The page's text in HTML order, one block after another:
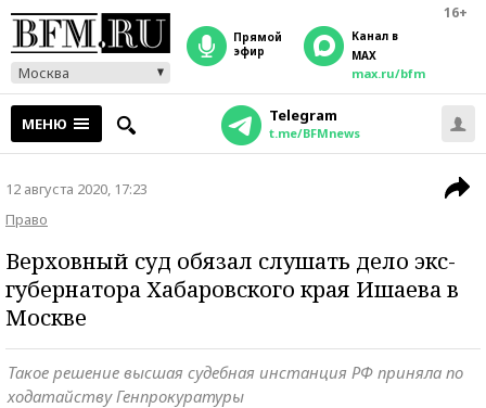
16+
Москва
прямой
эфир
Канал в
MAX
max.ru/bfm
МЕНЮ Telegram
t.me/BFMnews
12 августа 2020, 17:23
Право
Верховный суд обязал слушать дело экс-
губернатора Хабаровского края Ишаева в
Москве
Такое решение высшая судебная инстанция РФ приняла по
ходатайству Генпрокуратуры